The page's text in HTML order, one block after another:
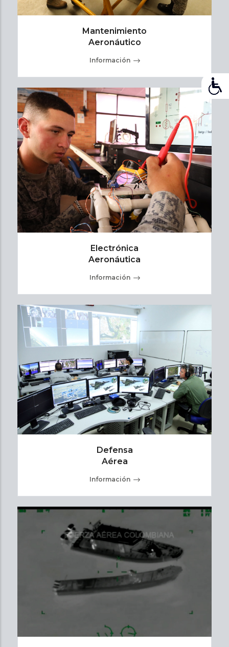
Mantenimiento
Aeronáutico
Información
Electrónica
Aeronáutica
Información
Defensa
Aérea
Información